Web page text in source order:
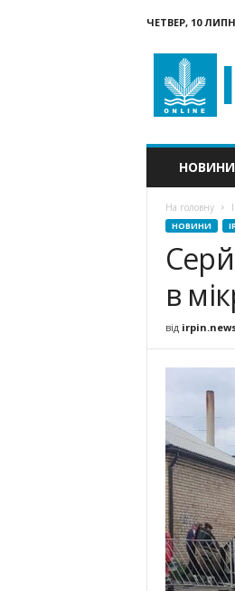
ЧЕТВЕР, 10
онлайн
НОВИНИ
На головну
НОВИНИ
в
від